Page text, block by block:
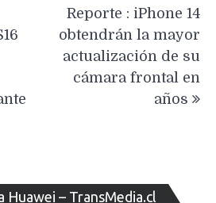
Reporte : iPhone 14
obtendrán la mayor
actualización de su
cámara frontal en
años
Huawei – TransMedia.cl